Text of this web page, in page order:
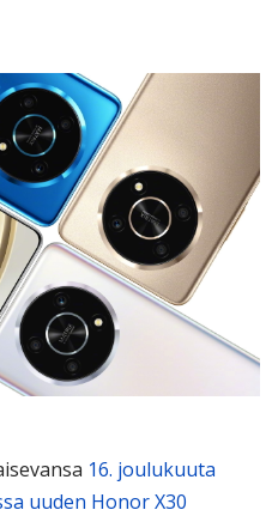
16. joulukuuta
uuden Honor X30